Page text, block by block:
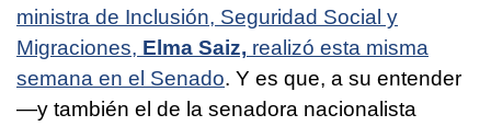
ministra de Inclusión, Seguridad Social y
Migraciones, Elma Saiz, realizó esta misma
semana en el Senado. Y es que, a su entender
—y también el de la senadora nacionalista